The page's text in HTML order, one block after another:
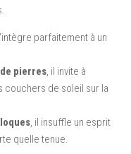
parfaitement à un
pierres, il invite à
couchers de soleil sur la
, il insuffle un esprit
quelle tenue.